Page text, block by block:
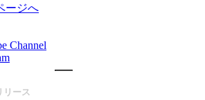
ージへ
リース